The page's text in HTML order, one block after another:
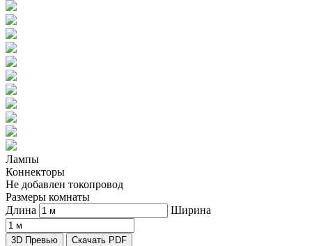
Лампы
Коннекторы
Не добавлен токопровод
Размеры комнаты
Длина
Ширина
3D Превью Скачать PDF